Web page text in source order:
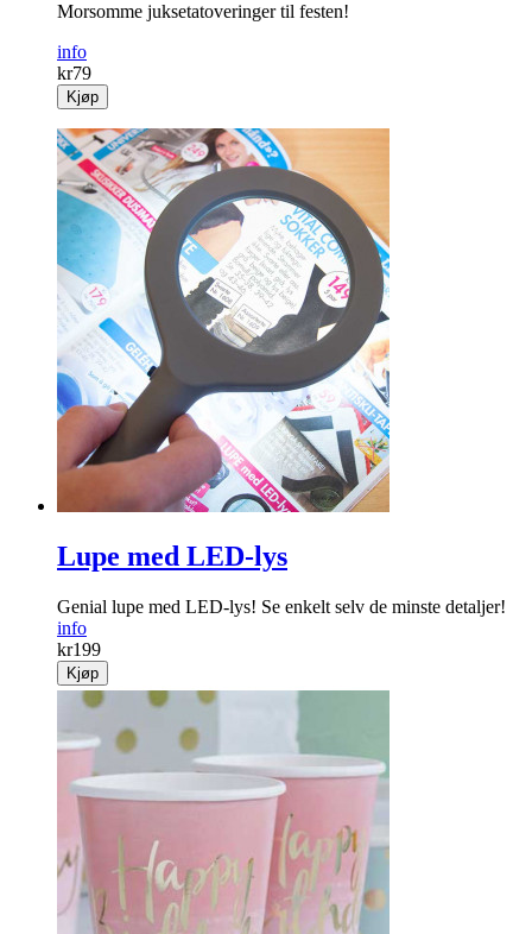
Morsomme juksetatoveringer til festen!
info
kr79
Kjøp
Lupe med LED-lys
Genial lupe med LED-lys! Se enkelt selv de minste detaljer!
info
kr199
Kjøp